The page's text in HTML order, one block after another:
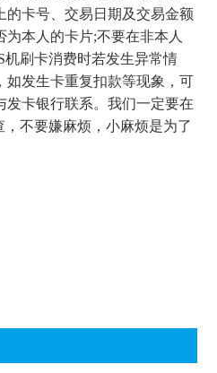
的卡号、交易日期及交易金额
本人的卡片;不要在非本人
机刷卡消费时若发生异常情
如发生卡重复扣款等现象，可
发卡银行联系。我们一定要在
，不要嫌麻烦，小麻烦是为了
法有哪些?